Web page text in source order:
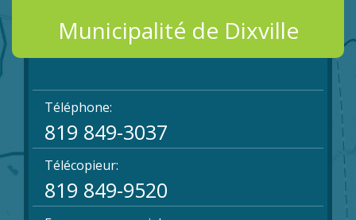
Municipalité de Dixville
Téléphone:
819 849-3037
Télécopieur:
819 849-9520